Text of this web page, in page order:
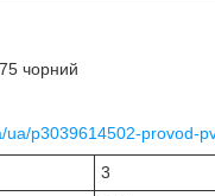
чорний
ua/p3039614502-provod-
3